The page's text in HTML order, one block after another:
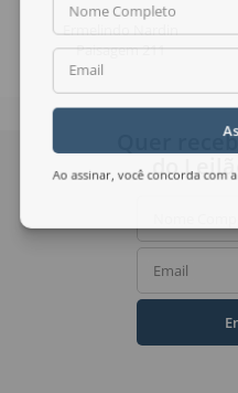
Ermelindo Nardin
Paisagem 211
Nome Completo
Email
Ao assinar, você concorda com
Quer
do
Email